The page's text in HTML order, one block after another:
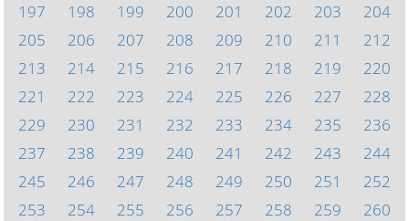
197
198 199 200 201 202 203
204
205
206 207 208 209 210 211
212
213
214 215 216 217 218 219
220
221
222 223 224 225 226 227
228
229
230 231 232 233 234 235
236
237
238 239 240 241 242 243
244
245
246 247 248 249 250 251
252
253
254 255 256 257 258 259
260